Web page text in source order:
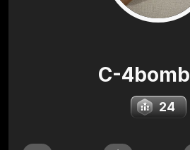
C-4bomb
24